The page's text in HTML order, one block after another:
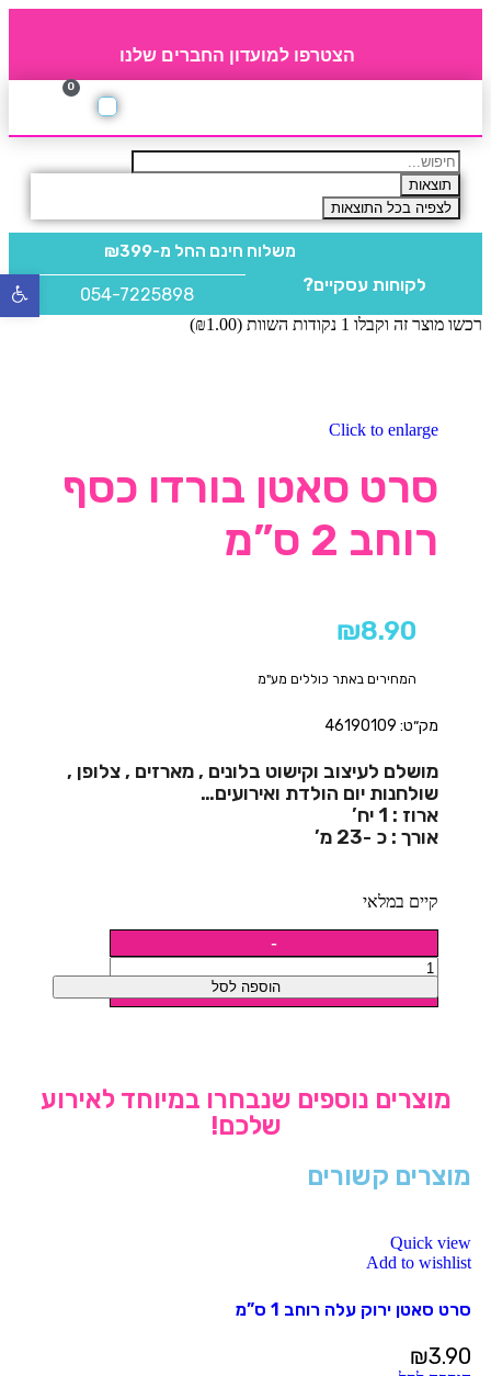
הצטרפו למועדון החברים שלנו
0
תוצאות
לצפיה בכל התוצאות
משלוח חינם החל מ-₪399
לקוחות עסקיים? 054-7225898
רכשו מוצר זה וקבלו 1 נקודות השוות ( ₪1.00
)
Click to enlarge
סרט סאטן בורדו כסף
רוחב 2 ס”מ
₪8.90
המחירים באתר כוללים מע"מ
מק״ט: 46190109
מושלם לעיצוב וקישוט בלונים , מארזים , צלופן ,
שולחנות יום הולדת ואירועים…
ארוז : 1 יח’
אורך : כ -23 מ’
קיים במלאי
הוספה לסל
מוצרים נוספים שנבחרו במיוחד לאירוע
שלכם!
מוצרים קשורים
Quick view
Add to wishlist
סרט סאטן ירוק עלה רוחב 1 ס”מ
₪3.90
פתח